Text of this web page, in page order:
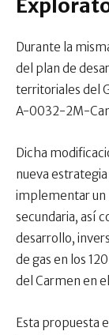
Durante la
del plan de
territoriales del
A-0032-2M-
Dicha
nueva
implementar un
secundaria, así
desarrollo,
de gas en los
del Carmen en
Esta propuesta